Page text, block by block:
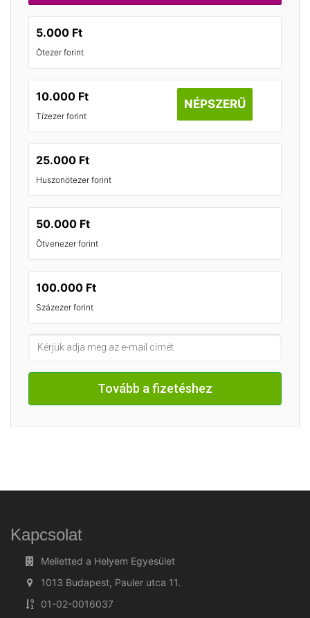
5.000 Ft
Ötezer forint
NÉPSZERŰ
10.000 Ft
Tízezer forint
25.000 Ft
Huszonötezer forint
50.000 Ft
Ötvenezer forint
100.000 Ft
Százezer forint
Tovább a fizetéshez
Kapcsolat
Melletted a Helyem Egyesület
1013 Budapest, Pauler utca 11.
01-02-0016037